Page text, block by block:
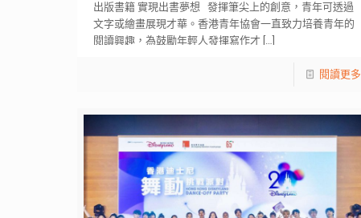
出版書籍 實現出書夢想 發揮筆尖上的創意，青年可透過
文字或繪畫展現才華。香港青年協會一直致力培養青年的
閱讀興趣，為鼓勵年輕人發揮寫作才[…]
閱讀更多